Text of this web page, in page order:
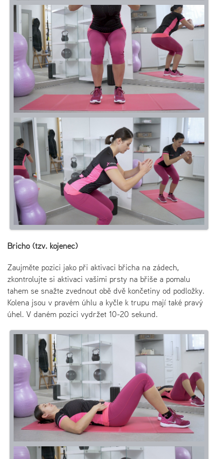
Břicho (tzv. kojenec)
Zaujměte pozici jako při aktivaci břicha na zádech,
zkontrolujte si aktivaci vašimi prsty na břiše a pomalu
tahem se snažte zvednout obě dvě končetiny od podložky.
Kolena jsou v pravém úhlu a kyčle k trupu mají také pravý
úhel. V daném pozici vydržet 10-20 sekund.